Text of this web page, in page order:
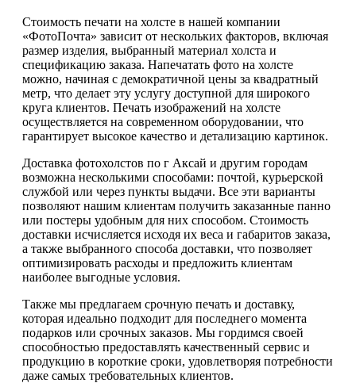
Стоимость печати на холсте в нашей компании
«ФотоПочта» зависит от нескольких факторов, включая
размер изделия, выбранный материал холста и
спецификацию заказа. Напечатать фото на холсте
можно, начиная с демократичной цены за квадратный
метр, что делает эту услугу доступной для широкого
круга клиентов. Печать изображений на холсте
осуществляется на современном оборудовании, что
гарантирует высокое качество и детализацию картинок.
Доставка фотохолстов по г Аксай и другим городам
возможна несколькими способами: почтой, курьерской
службой или через пункты выдачи. Все эти варианты
позволяют нашим клиентам получить заказанные панно
или постеры удобным для них способом. Стоимость
доставки исчисляется исходя их веса и габаритов заказа,
а также выбранного способа доставки, что позволяет
оптимизировать расходы и предложить клиентам
наиболее выгодные условия.
Также мы предлагаем срочную печать и доставку,
которая идеально подходит для последнего момента
подарков или срочных заказов. Мы гордимся своей
способностью предоставлять качественный сервис и
продукцию в короткие сроки, удовлетворяя потребности
даже самых требовательных клиентов.